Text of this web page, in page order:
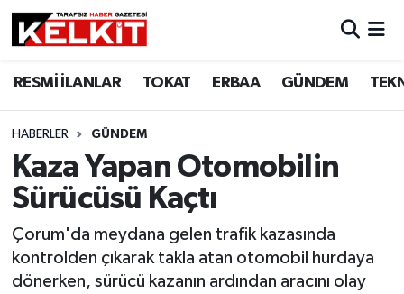
RESMİ İLANLAR TOKAT ERBAA GÜNDEM
HABERLER GÜNDEM
Kaza Yapan Otomobilin
Sürücüsü Kaçtı
Çorum'da meydana gelen trafik kazasında
kontrolden çıkarak takla atan otomobil hurdaya
dönerken, sürücü kazanın ardından aracını olay